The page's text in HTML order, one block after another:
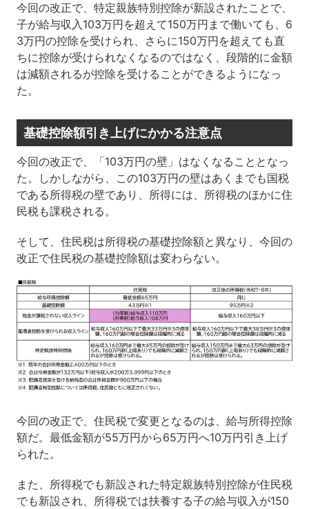
今回の改正で、特定親族特別控除が新設されたことで、
子が給与収入103万円を超えて150万円まで働いても、6
3万円の控除を受けられ、さらに150万円を超えても直
ちに控除が受けられなくなるのではなく、段階的に金額
は減額されるが控除を受けることができるようになっ
た。
基礎控除額引き上げにかかる注意点
今回の改正で、「103万円の壁」はなくなることとなっ
た。しかしながら、この103万円の壁はあくまでも国税
である所得税の壁であり、所得には、所得税のほかに住
民税も課税される。
そして、住民税は所得税の基礎控除額と異なり、今回の
改正で住民税の基礎控除額は変わらない。
今回の改正で、住民税で変更となるのは、給与所得控除
額だ。最低金額が55万円から65万円へ10万円引き上げ
られた。
また、所得税でも新設された特定親族特別控除が住民税
でも新設され、所得税では扶養する子の給与収入が150